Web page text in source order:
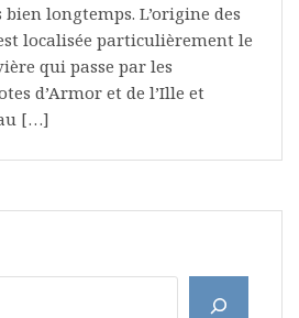
longtemps. L’origine des
localisée particulièrement le
qui passe par les
d’Armor et de l’Ille et
[…]